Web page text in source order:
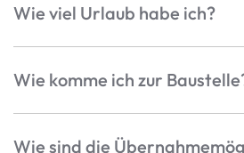
Wie viel Urlaub habe ich?
Wie komme ich zur
Wie sind die